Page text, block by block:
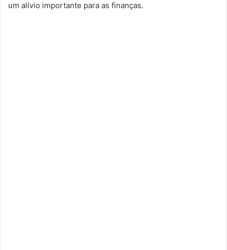
um alívio importante para as finanças.